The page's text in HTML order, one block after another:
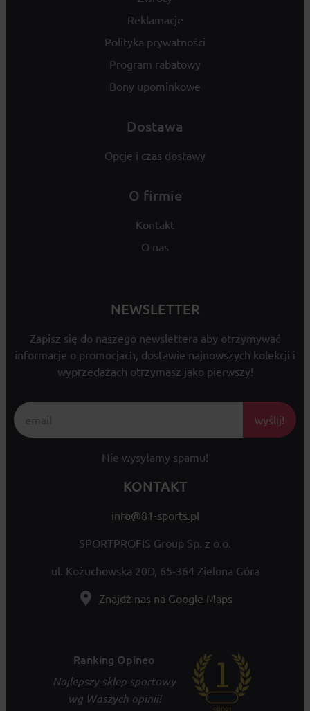
Reklamacje
Polityka prywatności
Program rabatowy
Bony upominkowe
Dostawa
Opcje i czas dostawy
O firmie
Kontakt
O nas
NEWSLETTER
Zapisz się do naszego newslettera aby otrzymywać
informacje o promocjach, dostawie najnowszych kolekcji i
wyprzedażach otrzymasz jako pierwszy!
wyślij!
Nie wysyłamy spamu!
KONTAKT
info@81-sports.pl
SPORTPROFIS Group Sp. z o.o.
ul. Kożuchowska 20D, 65-364 Zielona Góra
Znajdź nas na Google Maps
Ranking Opineo
Najlepszy sklep sportowy
wg Waszych opinii!